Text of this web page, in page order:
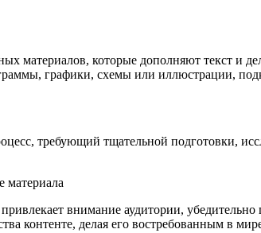
материалов, которые дополняют текст и
графики, схемы или иллюстрации,
требующий тщательной подготовки,
внимание аудитории,
контенте, делая его востребованным в